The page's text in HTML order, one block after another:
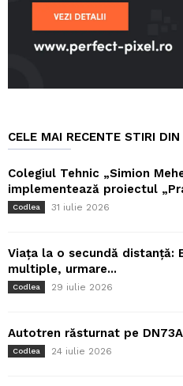
CELE MAI RECENTE STIRI DIN
Colegiul Tehnic „Simion
implementează proiectul
Codlea 31 iulie 2026
Viața la o secundă distanță:
multiple, urmare...
Codlea 29 iulie 2026
Autotren răsturnat pe
Codlea 24 iulie 2026